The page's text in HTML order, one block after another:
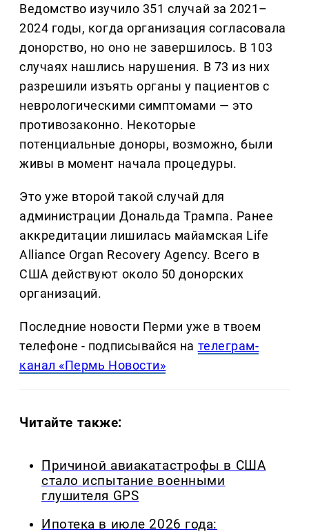
Ведомство изучило 351 случай за 2021–
2024 годы, когда организация согласовала
донорство, но оно не завершилось. В 103
случаях нашлись нарушения. В 73 из них
разрешили изъять органы у пациентов с
неврологическими симптомами — это
противозаконно. Некоторые
потенциальные доноры, возможно, были
живы в момент начала процедуры.
Это уже второй такой случай для
администрации Дональда Трампа. Ранее
аккредитации лишилась майамская Life
Alliance Organ Recovery Agency. Всего в
США действуют около 50 донорских
организаций.
Последние новости Перми уже в твоем
телефоне - подписывайся на телеграм-
канал «Пермь Новости»
Читайте также:
Причиной авиакатастрофы в США
стало испытание военными
глушителя GPS
Ипотека в июле 2026 года: